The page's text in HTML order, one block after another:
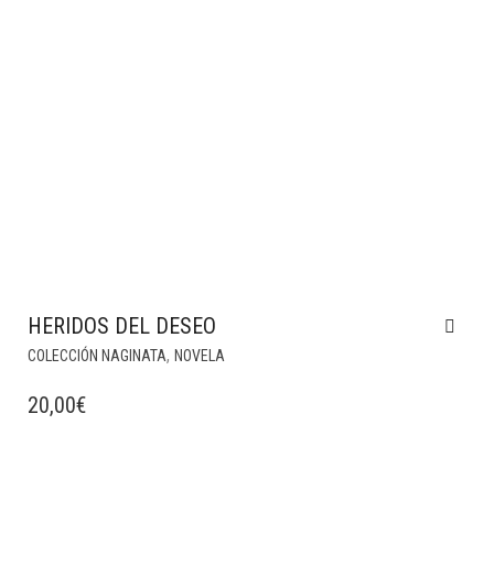
HERIDOS DEL DESEO
COLECCIÓN NAGINATA, NOVELA
20,00€